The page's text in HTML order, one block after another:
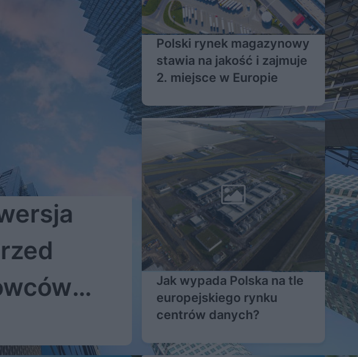
Polski rynek magazynowy
stawia na jakość i zajmuje
2. miejsce w Europie
Jak wypada Polska na tle
europejskiego rynku
centrów danych?